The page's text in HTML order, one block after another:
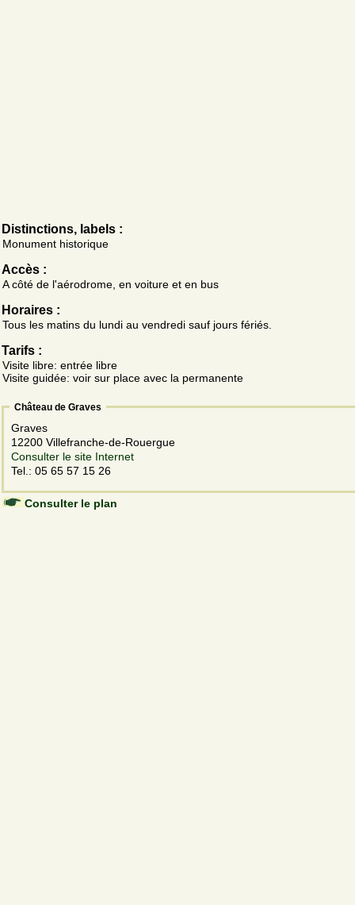
Distinctions, labels :
Monument historique
Accès :
A côté de l'aérodrome, en voiture et en bus
Horaires :
Tous les matins du lundi au vendredi sauf jours fériés.
Tarifs :
Visite libre: entrée libre
Visite guidée: voir sur place avec la permanente
Château de Graves
Graves
12200 Villefranche-de-Rouergue
Consulter le site Internet
Tel.: 05 65 57 15 26
Consulter le plan